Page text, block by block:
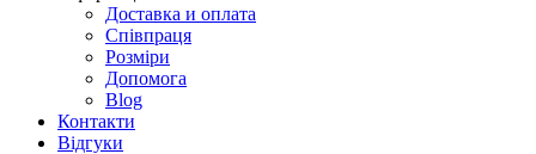
Доставка и оплата
Співпраця
Розміри
Допомога
Blog
Контакти
Відгуки